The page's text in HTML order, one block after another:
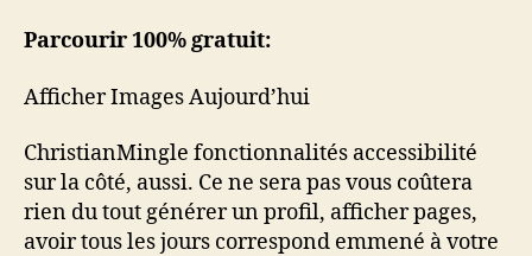
Parcourir 100% gratuit:
Afficher Images Aujourd’hui
ChristianMingle fonctionnalités accessibilité
sur la côté, aussi. Ce ne sera pas vous coûtera
rien du tout générer un profil, afficher pages,
avoir tous les jours correspond emmené à votre